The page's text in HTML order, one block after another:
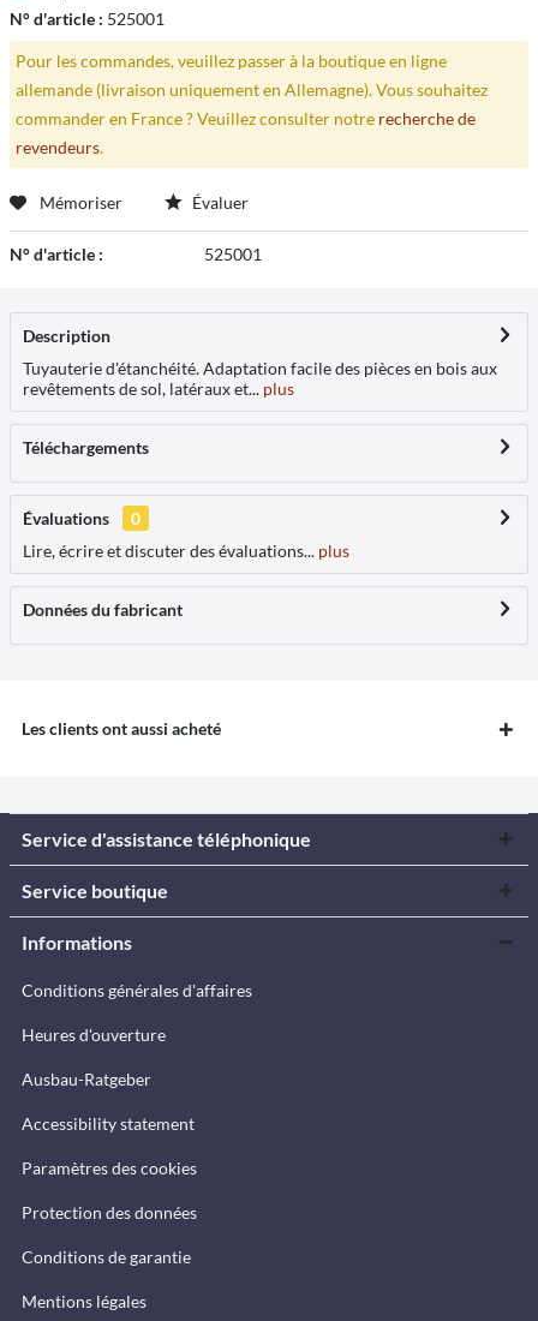
N° d'article : 525001
Pour les commandes, veuillez passer à la boutique en ligne
allemande (livraison uniquement en Allemagne). Vous souhaitez
commander en France ? Veuillez consulter notre recherche de
revendeurs.
Mémoriser Évaluer
N° d'article : 525001
Description
Tuyauterie d'étanchéité. Adaptation facile des pièces en bois aux
revêtements de sol, latéraux et... plus
Téléchargements
Évaluations
0
Lire, écrire et discuter des évaluations... plus
Données du fabricant
Les clients ont aussi acheté
Service d'assistance téléphonique
Service boutique
Informations
Conditions générales d'affaires
Heures d'ouverture
Ausbau-Ratgeber
Accessibility statement
Paramètres des cookies
Protection des données
Conditions de garantie
Mentions légales